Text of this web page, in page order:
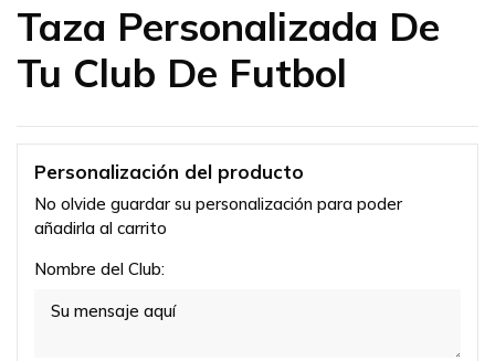
Taza Personalizada De
Tu Club De Futbol
Personalización del producto
No olvide guardar su personalización para poder
añadirla al carrito
Nombre del Club: